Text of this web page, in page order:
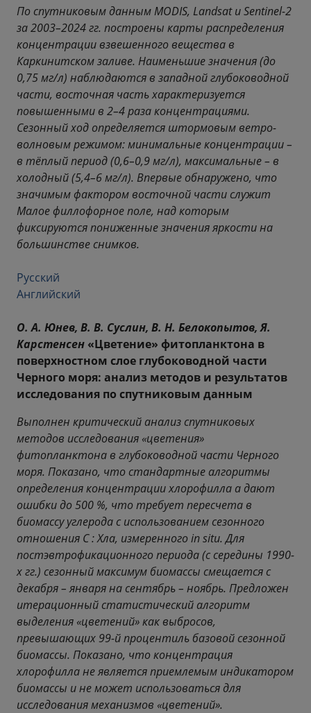
По спутниковым данным MODIS, Landsat и Sentinel-2
за 2003–2024 гг. построены карты распределения
концентрации взвешенного вещества в
Каркинитском заливе. Наименьшие значения (до
0,75 мг/л) наблюдаются в западной глубоководной
части, восточная часть характеризуется
повышенными в 2–4 раза концентрациями.
Сезонный ход определяется штормовым ветро-
волновым режимом: минимальные концентрации –
в тёплый период (0,6–0,9 мг/л), максимальные – в
холодный (5,4–6 мг/л). Впервые обнаружено, что
значимым фактором восточной части служит
Малое филлофорное поле, над которым
фиксируются пониженные значения яркости на
большинстве снимков.
Русский
Английский
О. А. Юнев, В. В. Суслин, В. Н. Белокопытов, Я.
Карстенсен«Цветение» фитопланктона в
поверхностном слое глубоководной части
Черного моря: анализ методов и результатов
исследования по спутниковым данным
Выполнен критический анализ спутниковых
методов исследования «цветения»
фитопланктона в глубоководной части Черного
моря. Показано, что стандартные алгоритмы
определения концентрации хлорофилла а дают
ошибки до 500 %, что требует пересчета в
биомассу углерода с использованием сезонного
отношения С : Хлa, измеренного in situ. Для
постэвтрофикационного периода (с середины 1990-
х гг.) сезонный максимум биомассы смещается с
декабря – января на сентябрь – ноябрь. Предложен
итерационный статистический алгоритм
выделения «цветений» как выбросов,
превышающих 99-й процентиль базовой сезонной
биомассы. Показано, что концентрация
хлорофилла не является приемлемым индикатором
биомассы и не может использоваться для
исследования механизмов «цветений».